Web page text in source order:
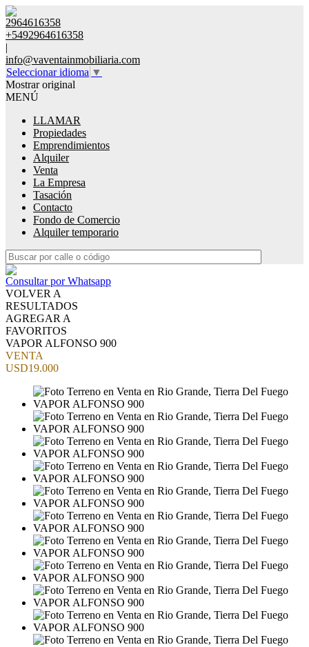
2964616358
+5492964616358
|
info@vaventainmobiliaria.com
Seleccionar idioma ▼
Mostrar original
MENÚ
LLAMAR
Propiedades
Emprendimientos
Alquiler
Venta
La Empresa
Tasación
Contacto
Fondo de Comercio
Alquiler temporario
Consultar por Whatsapp
VOLVER A
RESULTADOS
AGREGAR A
FAVORITOS
VAPOR ALFONSO 900
VENTA
USD19.000